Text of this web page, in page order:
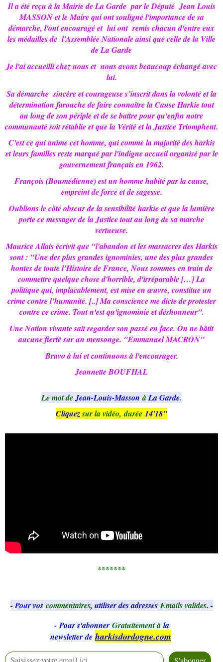
Il a été reçu à la Mairie de La Garde par le Député Jean Louis
MASSON et le Maire qui ont souligné l'importance de sa
démarche, l'ont encouragé et lui ont remis chacun d'entre eux
les médailles de l'Assemblée Nationale ainsi que celle de la Ville
de La Garde
Je l'ai accueilli chez nous et nous avons beaucoup échangé avec
lui.
Sa démarche sincère et courageuse s’inscrit dans la volonté et la
détermination farouche de faire connaître la Cause Harkie tout
au long de son périple et de se battre pour qu'enfin notre
communauté soit rétablie et que la Vérité et la Justice Triomphent.
C'est ce qui anime cet homme, qui comme la majorité des harkis
et leurs familles reste marqué par l'indigne accueil organisé par le
gouvernement français en 1962.
François (Boumédienne) est un homme habité par la cause,
empreint de force et de sagesse.
Oublions le côté obscur de la sensibilité harkie et que la lumière
porte ce messager de la Justice tout au long de sa marche
vertueuse.
Maurice Allais écrivit que "l'abandon et les massacres des Harkis
sont : "Une des plus grandes ignominies, une des plus grandes
hontes de toute l’Histoire de France, Nous sommes en train de
commettre quelque chose d'horrible, d'irréparable […] La
politique qui, implacablement, est mise en œuvre, constitue un
crime contre l’humanité. [..] Ma conscience me dicte de protester
contre ce crime. Tout n'est qu'ignominie et déshonneur".
Une Nation vivante sait regarder son passé en face. On ne bâtit
aucune fierté sur un mensonge. "Emmanuel MACRON"
Bravo à lui et continuons à l'encourager.
Jeannette BOUFHAL
Le mot deJean-Louis-Masson àLa Garde.
Cliquezsur la vidéo, durée 14'18"
*******
- Pour vos commentaires, utiliser des adresses Emails valides. -
- Pour s'abonner Gratuitement à la
newsletter de harkisdordogne.com